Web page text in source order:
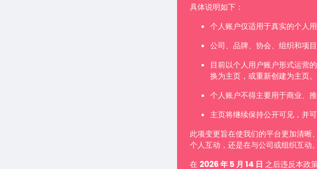
具体说明如下：
个人账户仅适用于真实的个人用
公司、品牌、协会、组织和项
目前以个人用户账户形式运营
换为主页，或重新创建为主页。
个人账户不得主要用于商业、
主页将继续保持公开可见，并
此项变更旨在使我们的平台更加清晰
个人互动，还是在与公司或组织互动。
在 2026 年 5 月 14 日 之后违反本政